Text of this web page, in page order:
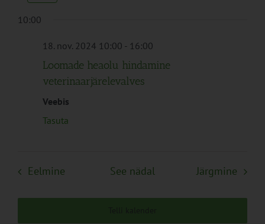
10:00
18. nov. 2024 10:00 - 16:00
Loomade heaolu hindamine
veterinaarjärelevalves
Veebis
Tasuta
Eelmine See nädal Järgmine